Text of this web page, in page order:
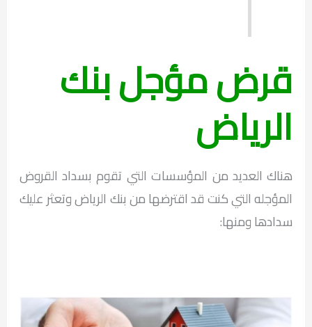
قرض مؤجل بنك
الرياض
هناك العديد من المؤسسات التي تقوم بسداد القروض
المؤجله التي كنت قد اقترضها من بنك الرياض وتعثر عليك
سدادها ومنها: